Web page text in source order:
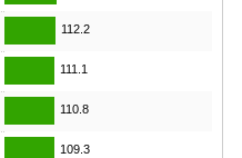
112.2
111.1
110.8
109.3